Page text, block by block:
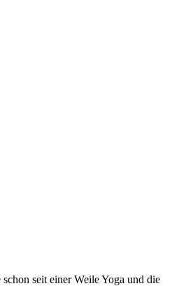
seit einer Weile Yoga und die